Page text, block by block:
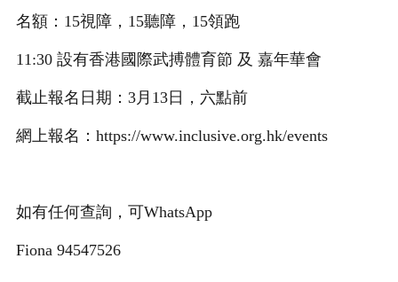
名額：15視障，15聽障，15領跑
11:30 設有香港國際武搏體育節 及 嘉年華會
截止報名日期：3月13日，六點前
網上報名：https://www.inclusive.org.hk/events
如有任何查詢，可WhatsApp
Fiona 94547526